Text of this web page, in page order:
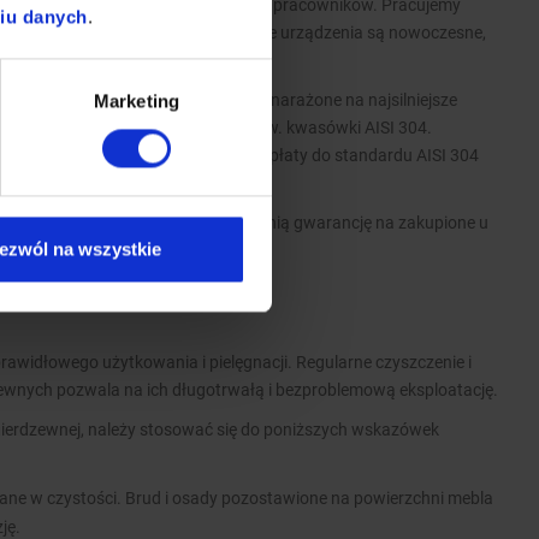
danych.
Marketing
na wszystkie
i doświadczonych pracowników. Pracujemy
i krajowych marek. Wszystkie urządzenia są nowoczesne,
wyrobów.
nierdzewnej AISI 430, a elementy narażone na najsilniejsze
ze stali nierdzewnej tzw. kwasówki AISI 304.
wykonane z tego materiału, dopłaty do standardu AISI 304
w standardzie oferujemy 2-letnią gwarancję na zakupione u
użytkowania i pielęgnacji. Regularne czyszczenie i
pozwala na ich długotrwałą i bezproblemową eksploatację.
należy stosować się do poniższych wskazówek
w czystości. Brud i osady pozostawione na powierzchni mebla